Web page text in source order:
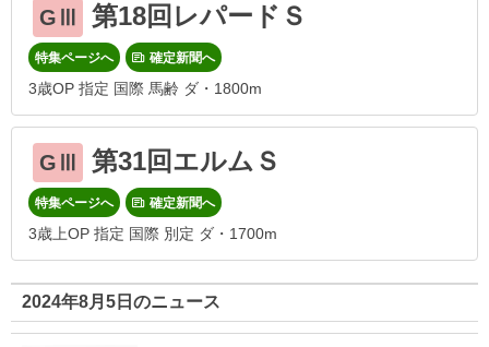
GⅢ 第18回レパードＳ
特集ページへ 確定新聞へ
3歳OP 指定 国際 馬齢 ダ・1800m
GⅢ 第31回エルムＳ
特集ページへ 確定新聞へ
3歳上OP 指定 国際 別定 ダ・1700m
2024年8月5日のニュース